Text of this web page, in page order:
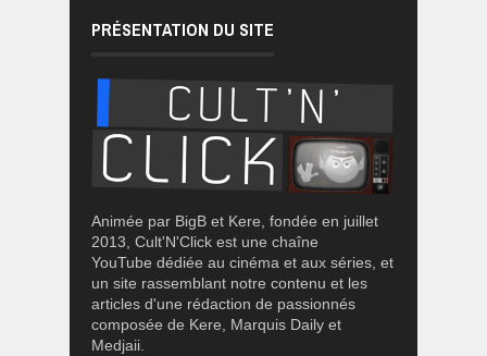
PRÉSENTATION DU SITE
Animée par BigB et Kere, fondée en juillet
2013, Cult'N'Click est une chaîne
YouTube dédiée au cinéma et aux séries, et
un site rassemblant notre contenu et les
articles d'une rédaction de passionnés
composée de Kere, Marquis Daily et
Medjaii.